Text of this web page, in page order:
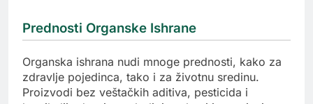
Prednosti Organske Ishrane
Organska ishrana nudi mnoge prednosti, kako za
zdravlje pojedinca, tako i za životnu sredinu.
Proizvodi bez veštačkih aditiva, pesticida i